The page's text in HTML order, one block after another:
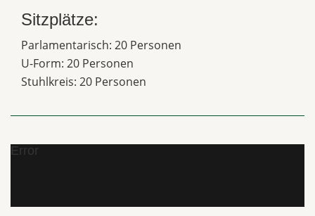
Sitzplätze:
Parlamentarisch: 20 Personen
U-Form: 20 Personen
Stuhlkreis: 20 Personen
Error